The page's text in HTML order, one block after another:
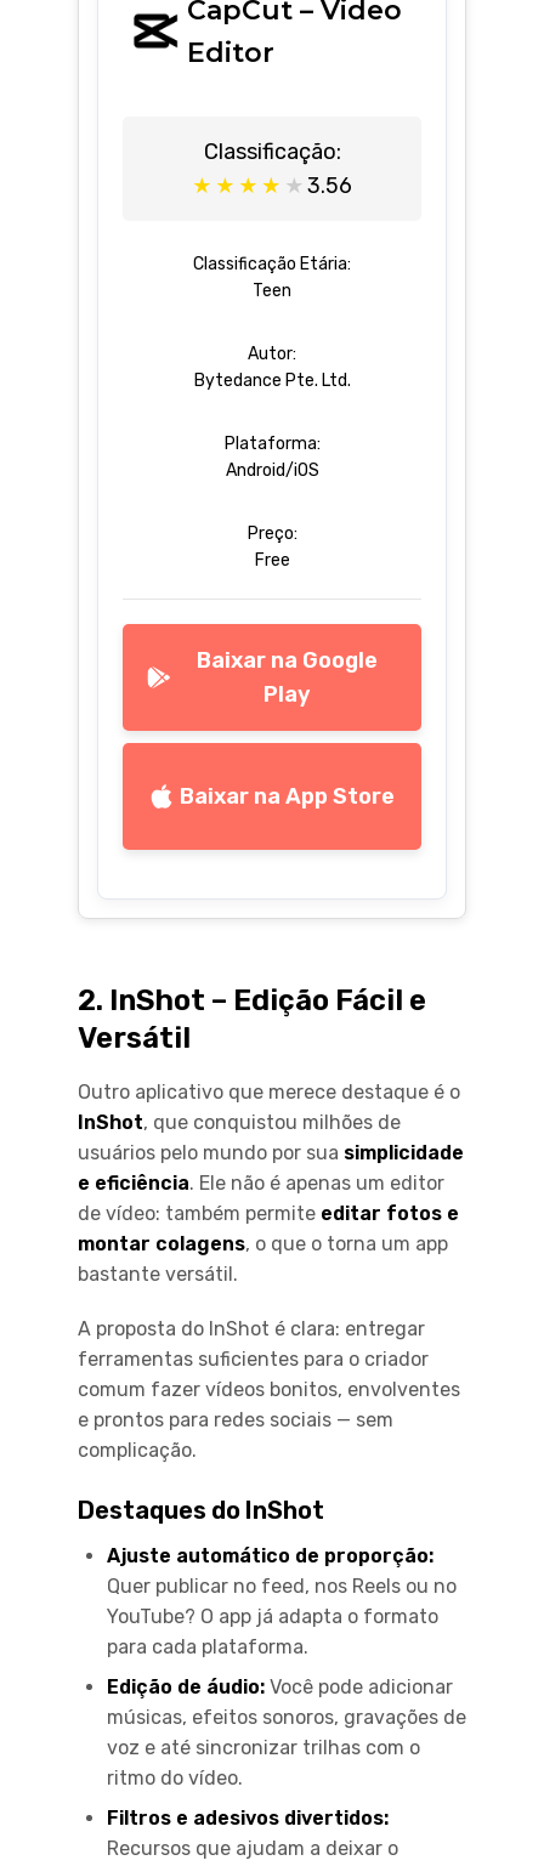
CapCut – Video
Editor
Classificação:
★ ★ ★ ★ ★ 3.56
Classificação Etária:
Teen
Autor:
Bytedance Pte. Ltd.
Plataforma:
Android/iOS
Preço:
Free
Baixar na Google
Play
Baixar na App Store
2. InShot – Edição Fácil e
Versátil
Outro aplicativo que merece destaque é o
InShot, que conquistou milhões de
usuários pelo mundo por sua simplicidade
e eficiência. Ele não é apenas um editor
de vídeo: também permite editar fotos e
montar colagens, o que o torna um app
bastante versátil.
A proposta do InShot é clara: entregar
ferramentas suficientes para o criador
comum fazer vídeos bonitos, envolventes
e prontos para redes sociais — sem
complicação.
Destaques do InShot
Ajuste automático de proporção:
Quer publicar no feed, nos Reels ou no
YouTube? O app já adapta o formato
para cada plataforma.
Edição de áudio: Você pode adicionar
músicas, efeitos sonoros, gravações de
voz e até sincronizar trilhas com o
ritmo do vídeo.
Filtros e adesivos divertidos:
Recursos que ajudam a deixar o